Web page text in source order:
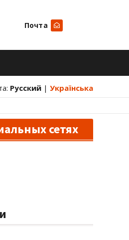
Почта
Русский | Українська
сетях